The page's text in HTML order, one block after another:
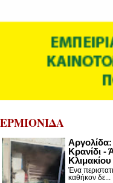
ΕΡΜΙΟΝΙΔΑ
Αργολίδα:
Κρανίδι -
Κλιμακίου
Ένα
καθήκον δε...